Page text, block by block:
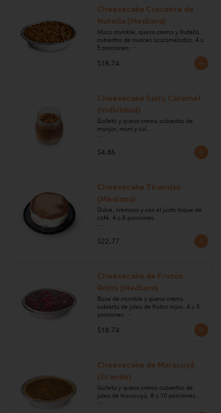
huevo, gluten, soya
Cheesecake Crocante de
Nutella (Mediano)
Masa crumble, queso crema y Nutella
cubiertos de nueces acarameladas. 4 a
5 porciones.
Ingredientes: queso crema, azúcar,
nueces, gelatina, chocolate, crema de
Alérgenos: Gluten, leche, lactosa,
frutos secos, soya, sulfitos
$18.74
Cheesecake Salty Caramel
(Individual)
Galleta y queso crema cubiertos de
manjar, maní y sal.
azúcar, crema de leche, queso crema,
gelatina, harina de trigo, mantequilla,
soya
$4.65
Cheesecake Tiramisú
(Mediano)
Dulce, cremoso y con el justo toque de
café. 4 a 6 porciones.
Ingredientes: azúcar, crema de leche,
gelatina sin sabor, queso crema, sal,
huevo, mantequilla, harina, polvo para
huevo, gluten, soya
$22.77
Cheesecake de Frutos
Rojos (Mediano)
Base de crumble y queso crema
cubierta de jalea de frutos rojos. 4 a 5
porciones.
Ingredientes: queso crema, harina de
Alérgenos: Gluten, leche lactosa, sulfito
$18.74
Cheesecake de Maracuyá
(Grande)
Galleta y queso crema cubiertos de
jalea de maracuyá. 8 a 10 porciones.